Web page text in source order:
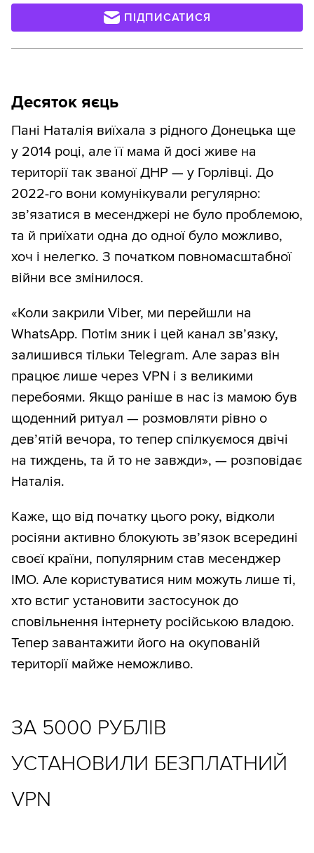
ПІДПИСАТИСЯ
Десяток яєць
Пані Наталія виїхала з рідного Донецька ще
у 2014 році, але її мама й досі живе на
території так званої ДНР — у Горлівці. До
2022-го вони комунікували регулярно:
зв’язатися в месенджері не було проблемою,
та й приїхати одна до одної було можливо,
хоч і нелегко. З початком повномасштабної
війни все змінилося.
«Коли закрили Viber, ми перейшли на
WhatsApp. Потім зник і цей канал зв’язку,
залишився тільки Telegram. Але зараз він
працює лише через VPN і з великими
перебоями. Якщо раніше в нас із мамою був
щоденний ритуал — розмовляти рівно о
дев’ятій вечора, то тепер спілкуємося двічі
на тиждень, та й то не завжди», — розповідає
Наталія.
Каже, що від початку цього року, відколи
росіяни активно блокують зв’язок всередині
своєї країни, популярним став месенджер
IMO. Але користуватися ним можуть лише ті,
хто встиг установити застосунок до
сповільнення інтернету російською владою.
Тепер завантажити його на окупованій
території майже неможливо.
ЗА 5000 РУБЛІВ
УСТАНОВИЛИ БЕЗПЛАТНИЙ
VPN